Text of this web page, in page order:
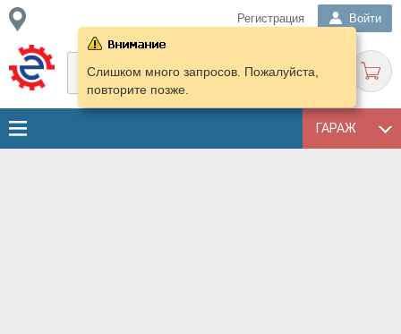
Регистрация Войти
ГАРАЖ
Слишком много запросов. Пожалуйста,
повторите позже.